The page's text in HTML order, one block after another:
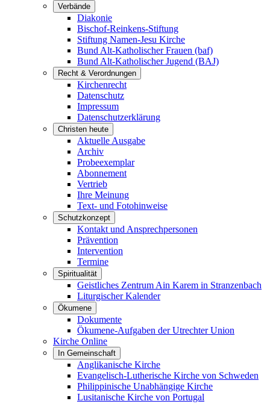
Verbände
Diakonie
Bischof-Reinkens-Stiftung
Stiftung Namen-Jesu Kirche
Bund Alt-Katholischer Frauen (baf)
Bund Alt-Katholischer Jugend (BAJ)
Recht & Verordnungen
Kirchenrecht
Datenschutz
Impressum
Datenschutzerklärung
Christen heute
Aktuelle Ausgabe
Archiv
Probeexemplar
Abonnement
Vertrieb
Ihre Meinung
Text- und Fotohinweise
Schutzkonzept
Kontakt und Ansprechpersonen
Prävention
Intervention
Termine
Spiritualität
Geistliches Zentrum Ain Karem in Stranzenbach
Liturgischer Kalender
Ökumene
Dokumente
Ökumene-Aufgaben der Utrechter Union
Kirche Online
In Gemeinschaft
Anglikanische Kirche
Evangelisch-Lutherische Kirche von Schweden
Philippinische Unabhängige Kirche
Lusitanische Kirche von Portugal